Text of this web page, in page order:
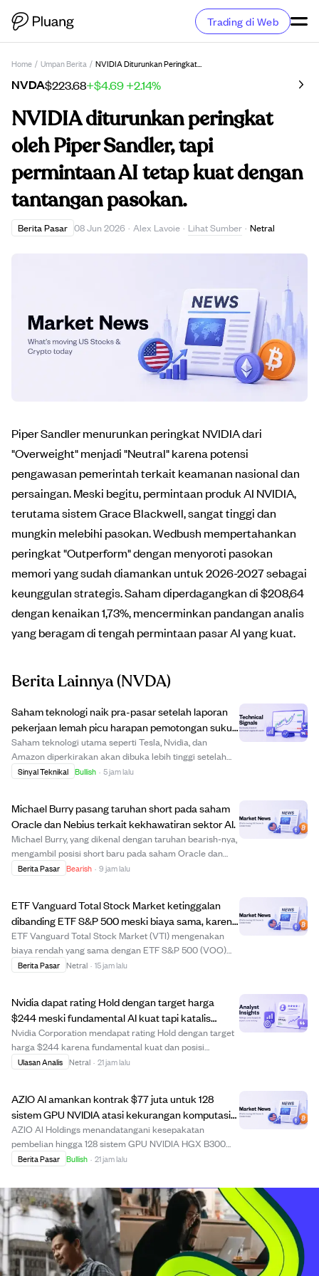
Trading di Web
Home / Umpan Berita / NVIDIA Diturunkan Peringkat Oleh Piper Sandler, Tapi Permintaan AI Tetap Kuat Dengan Tantangan Pasokan.
NVDA$223.68+$4.69+2.14%
NVIDIA diturunkan peringkat
oleh Piper Sandler, tapi
permintaan AI tetap kuat dengan
tantangan pasokan.
Berita Pasar 08 Jun 2026 · Alex Lavoie · Lihat Sumber · Netral
Piper Sandler menurunkan peringkat NVIDIA dari
"Overweight" menjadi "Neutral" karena potensi
pengawasan pemerintah terkait keamanan nasional dan
persaingan. Meski begitu, permintaan produk AI NVIDIA,
terutama sistem Grace Blackwell, sangat tinggi dan
mungkin melebihi pasokan. Wedbush mempertahankan
peringkat "Outperform" dengan menyoroti pasokan
memori yang sudah diamankan untuk 2026-2027 sebagai
keunggulan strategis. Saham diperdagangkan di $208,64
dengan kenaikan 1,73%, mencerminkan pandangan analis
yang beragam di tengah permintaan pasar AI yang kuat.
Berita Lainnya(NVDA)
Saham teknologi naik pra-pasar setelah laporan
pekerjaan lemah picu harapan pemotongan suku
bunga
Saham teknologi utama seperti Tesla, Nvidia, dan
Amazon diperkirakan akan dibuka lebih tinggi setelah
laporan pekerjaan yang lebih lemah dari perkiraan
Sinyal Teknikal Bullish · 5 jam lalu
Michael Burry pasang taruhan short pada saham
Oracle dan Nebius terkait kekhawatiran sektor AI.
Michael Burry, yang dikenal dengan taruhan bearish-nya,
mengambil posisi short baru pada saham Oracle dan
Nebius karena risiko di sektor AI. Ia sebelumnya keluar
Berita Pasar Bearish · 9 jam lalu
ETF Vanguard Total Stock Market ketinggalan
dibanding ETF S&P 500 meski biaya sama, karena
konsentrasi saham teknologi.
ETF Vanguard Total Stock Market (VTI) mengenakan
biaya rendah yang sama dengan ETF S&P 500 (VOO)
namun secara konsisten berkinerja lebih buruk dalam 1,
Berita Pasar Netral · 15 jam lalu
Nvidia dapat rating Hold dengan target harga
$244 meski fundamental AI kuat tapi katalis
jangka pendek terbatas.
Nvidia Corporation mendapat rating Hold dengan target
harga $244 karena fundamental kuat dan posisi
dominan di perangkat keras AI serta komputasi pusat
Ulasan Analis Netral · 21 jam lalu
AZIO AI amankan kontrak $77 juta untuk 128
sistem GPU NVIDIA atasi kekurangan komputasi
AI.
AZIO AI Holdings menandatangani kesepakatan
pembelian hingga 128 sistem GPU NVIDIA HGX B300
senilai sekitar $77 juta untuk mengatasi kekurangan
ini mengikuti perjanjian hosting sebelumnya dengan ...
Berita Pasar Bullish · 21 jam lalu